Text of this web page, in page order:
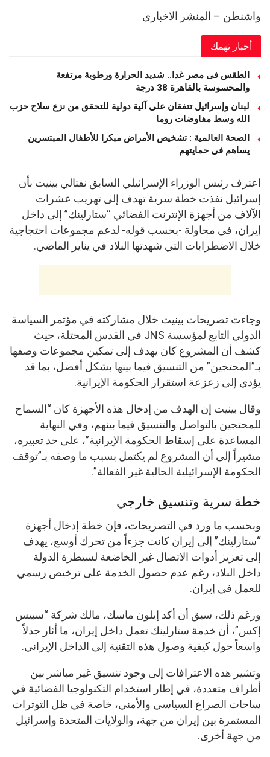
واشنطن – المنشر الاخبارى
أخبار تهمك
الطقس فى مصر غدا.. شديد الحرارة ورطوبة مرتفعة
والمحسوسة بالقاهرة 38 درجة
لبنان وإسرائيل تتفقان على آلية دولية للتحقق من نزع سلاح حزب
الله وسط مفاوضات روما
الصحة العالمية : تشخيص الأمراض مبكرا للأطفال المبتسرين
يساهم فى حمايتهم
اعترف رئيس الوزراء الإسرائيلي السابق نفتالي بينيت بأن
إسرائيل نفذت خطة سرية تهدف إلى تهريب عشرات
الآلاف من أجهزة الإنترنت الفضائي “ستارلينك” إلى داخل
إيران، في محاولة -بحسب قوله- لدعم مجموعات احتجاجية
خلال الاضطرابات التي شهدتها البلاد في يناير الماضي.
وجاءت تصريحات بينيت خلال مشاركته في مؤتمر السياسة
الدولي التابع لمؤسسة JNS في القدس المحتلة، حيث
كشف أن المشروع كان يهدف إلى تمكين مجموعات وصفها
بـ”المحتجين” من التنسيق فيما بينها بشكل أفضل، بما قد
يؤدي إلى زعزعة استقرار الحكومة الإيرانية.
وقال بينيت إن الهدف من إدخال هذه الأجهزة كان “السماح
للمحتجين بالتواصل والتنسيق فيما بينهم، وفي النهاية
المساعدة على إسقاط الحكومة الإيرانية”، على حد تعبيره،
مشيراً إلى أن المشروع لم يكتمل بسبب ما وصفه بـ”توقف
الحكومة الإسرائيلية الحالية غير الفعالة”.
خطة سرية وتنسيق خارجي
وبحسب ما ورد في التصريحات، فإن خطة إدخال أجهزة
“ستارلينك” إلى إيران كانت جزءاً من تحرك أوسع، يهدف
إلى تعزيز أدوات الاتصال غير الخاضعة لسيطرة الدولة
داخل البلاد، رغم عدم حصول الخدمة على ترخيص رسمي
للعمل في إيران.
ورغم ذلك، سبق أن أكد إيلون ماسك، مالك شركة “سبيس
إكس”، أن خدمة ستارلينك تعمل داخل إيران، ما أثار جدلاً
واسعاً حول كيفية وصول هذه التقنية إلى الداخل الإيراني.
وتشير هذه الاعترافات إلى وجود تنسيق غير مباشر بين
أطراف متعددة، في إطار استخدام التكنولوجيا الفضائية في
ساحات الصراع السياسي والأمني، خاصة في ظل التوترات
المستمرة بين إيران من جهة، والولايات المتحدة وإسرائيل
من جهة أخرى.